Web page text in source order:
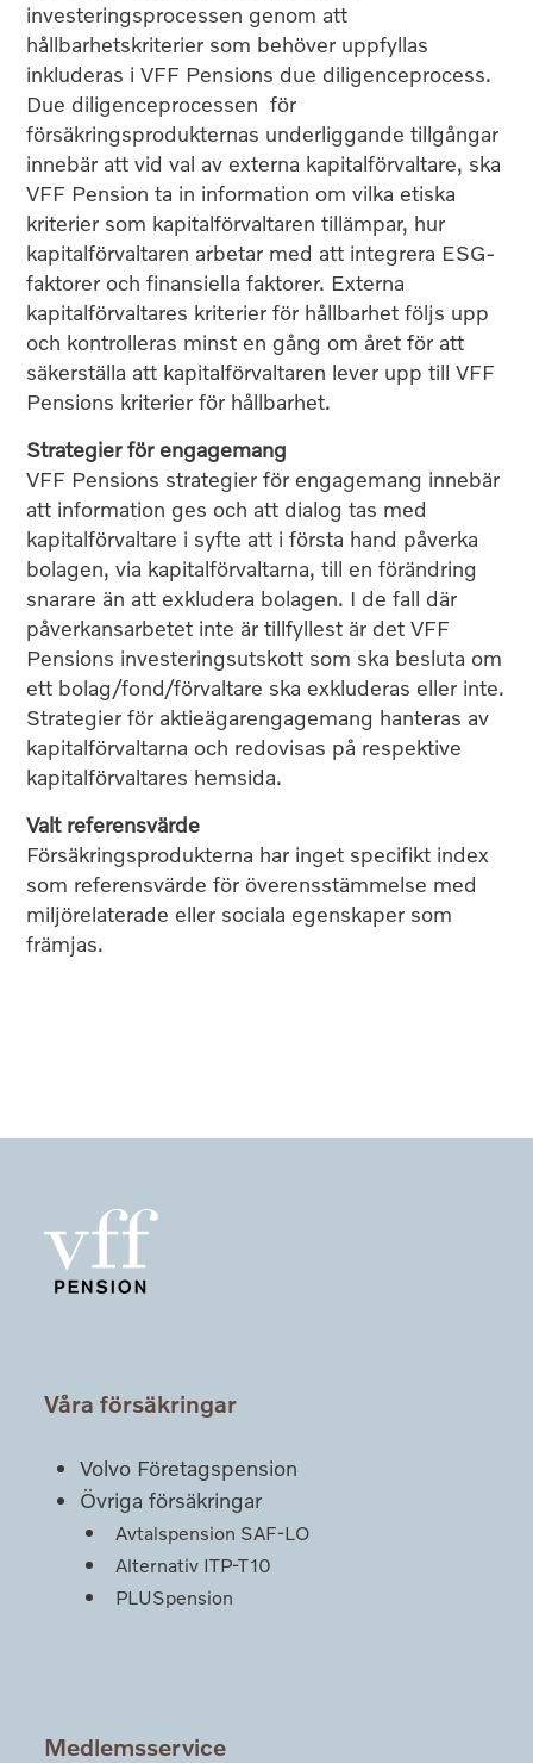
investeringsprocessen genom att
hållbarhetskriterier som behöver uppfyllas
inkluderas i VFF Pensions due diligenceprocess.
Due diligenceprocessen för
försäkringsprodukternas underliggande tillgångar
innebär att vid val av externa kapitalförvaltare, ska
VFF Pension ta in information om vilka etiska
kriterier som kapitalförvaltaren tillämpar, hur
kapitalförvaltaren arbetar med att integrera ESG-
faktorer och finansiella faktorer. Externa
kapitalförvaltares kriterier för hållbarhet följs upp
och kontrolleras minst en gång om året för att
säkerställa att kapitalförvaltaren lever upp till VFF
Pensions kriterier för hållbarhet.
Strategier för engagemang
VFF Pensions strategier för engagemang innebär
att information ges och att dialog tas med
kapitalförvaltare i syfte att i första hand påverka
bolagen, via kapitalförvaltarna, till en förändring
snarare än att exkludera bolagen. I de fall där
påverkansarbetet inte är tillfyllest är det VFF
Pensions investeringsutskott som ska besluta om
ett bolag/fond/förvaltare ska exkluderas eller inte.
Strategier för aktieägarengagemang hanteras av
kapitalförvaltarna och redovisas på respektive
kapitalförvaltares hemsida.
Valt referensvärde
Försäkringsprodukterna har inget specifikt index
som referensvärde för överensstämmelse med
miljörelaterade eller sociala egenskaper som
främjas.
Våra försäkringar
Volvo Företagspension
Övriga försäkringar
Avtalspension SAF-LO
Alternativ ITP-T10
PLUSpension
Medlemsservice